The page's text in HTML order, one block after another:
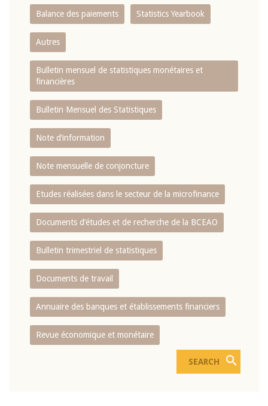
Balance des paiements Statistics Yearbook
Autres
Bulletin mensuel de statistiques monétaires et
financières
Bulletin Mensuel des Statistiques
Note d’information
Note mensuelle de conjoncture
Etudes réalisées dans le secteur de la microfinance
Documents d’études et de recherche de la BCEAO
Bulletin trimestriel de statistiques
Documents de travail
Annuaire des banques et établissements financiers
Revue économique et monétaire